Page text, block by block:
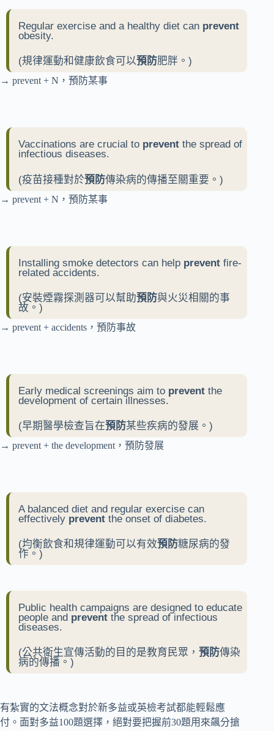
Regular exercise and a healthy diet can prevent
obesity.
(規律運動和健康飲食可以預防肥胖。)
→ prevent + N，預防某事
Vaccinations are crucial to prevent the spread of
infectious diseases.
(疫苗接種對於預防傳染病的傳播至關重要。)
→ prevent + N，預防某事
Installing smoke detectors can help prevent fire-
related accidents.
(安裝煙霧探測器可以幫助預防與火災相關的事
故。)
→ prevent + accidents，預防事故
Early medical screenings aim to prevent the
development of certain illnesses.
(早期醫學檢查旨在預防某些疾病的發展。)
→ prevent + the development，預防發展
A balanced diet and regular exercise can
effectively prevent the onset of diabetes.
(均衡飲食和規律運動可以有效預防糖尿病的發
作。)
Public health campaigns are designed to educate
people and prevent the spread of infectious
diseases.
(公共衛生宣傳活動的目的是教育民眾， 預防傳染
病的傳播。)
有紮實的文法概念對於新多益或英檢考試都能輕鬆應
付。面對多益100題選擇，絕對要把握前30題用來飆分搶